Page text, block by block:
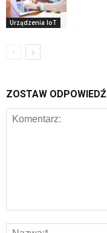
Urządzenia IoT
ZOSTAW ODPOWIEDŹ